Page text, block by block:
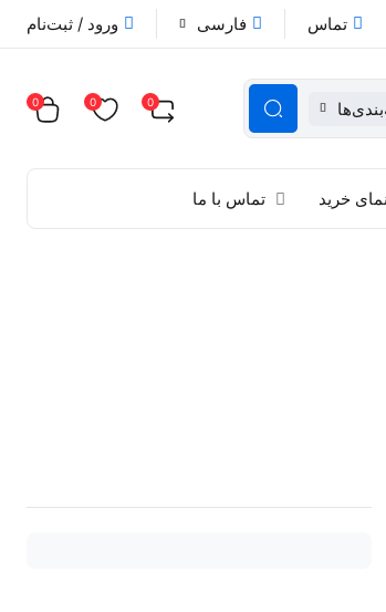
تماس فارسی ورود / ثبت‌نام
0
0
0
خرید تماس با ما